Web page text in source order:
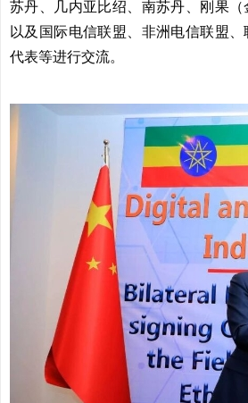
苏丹、几内亚比绍、南苏丹、刚果（
以及国际电信联盟、非洲电信联盟
代表等进行交流。